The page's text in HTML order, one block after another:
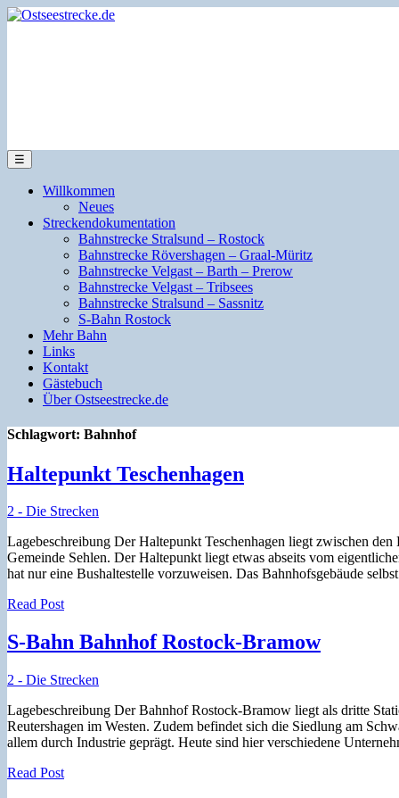
☰
Willkommen
Neues
Streckendokumentation
Bahnstrecke Stralsund – Rostock
Bahnstrecke Rövershagen – Graal-Müritz
Bahnstrecke Velgast – Barth – Prerow
Bahnstrecke Velgast – Tribsees
Bahnstrecke Stralsund – Sassnitz
S-Bahn Rostock
Mehr Bahn
Links
Kontakt
Gästebuch
Über Ostseestrecke.de
Schlagwort: Bahnhof
Haltepunkt Teschenhagen
2 - Die Strecken
Lagebeschreibung Der Haltepunkt Teschenhagen liegt zwischen
Gemeinde Sehlen. Der Haltepunkt liegt etwas abseits vom
hat nur eine Bushaltestelle vorzuweisen. Das Bahnhofsgebäude
Read Post
S-Bahn Bahnhof Rostock-Bramow
2 - Die Strecken
Lagebeschreibung Der Bahnhof Rostock-Bramow liegt als dritte
Reutershagen im Westen. Zudem befindet sich die Siedlung am
allem durch Industrie geprägt. Heute sind hier verschiedene
Read Post